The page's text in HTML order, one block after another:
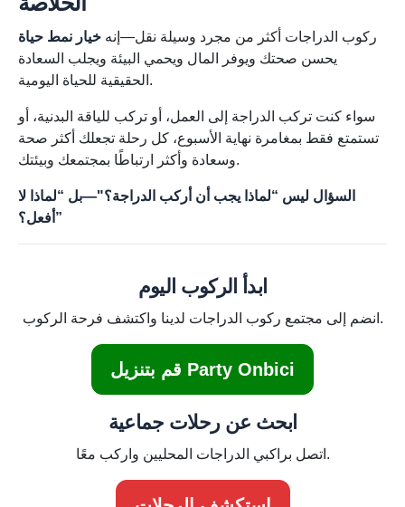
ركوب الدراجات أكثر من مجرد وسيلة نقل—إنه خيار نمط حياة
يحسن صحتك ويوفر المال ويحمي البيئة ويجلب السعادة
الحقيقية للحياة اليومية.
سواء كنت تركب الدراجة إلى العمل، أو تركب للياقة البدنية، أو
تستمتع فقط بمغامرة نهاية الأسبوع، كل رحلة تجعلك أكثر صحة
وسعادة وأكثر ارتباطًا بمجتمعك وبيئتك.
السؤال ليس “لماذا يجب أن أركب الدراجة؟"—بل “لماذا لا
أفعل؟”
ابدأ الركوب اليوم
انضم إلى مجتمع ركوب الدراجات لدينا واكتشف فرحة الركوب.
قم بتنزيل Party Onbici
ابحث عن رحلات جماعية
اتصل براكبي الدراجات المحليين واركب معًا.